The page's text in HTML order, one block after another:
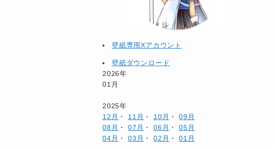
壁紙専用Xアカウント
壁紙ダウンロード
2026年
01月
2025年
12月 ・ 11月 ・ 10月 ・09月
08月 ・07月 ・06月 ・05月
04月 ・03月 ・02月 ・01月